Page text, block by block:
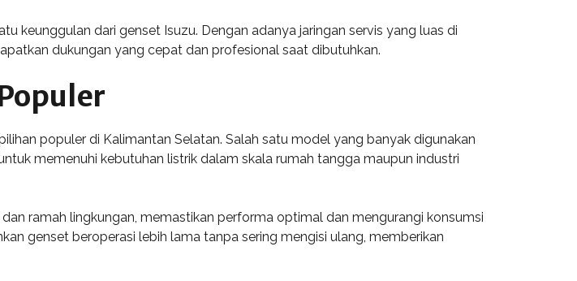
keunggulan dari genset Isuzu. Dengan adanya jaringan servis yang luas di
dukungan yang cepat dan profesional saat dibutuhkan.
populer di Kalimantan Selatan. Salah satu model yang banyak digunakan
memenuhi kebutuhan listrik dalam skala rumah tangga maupun industri
ramah lingkungan, memastikan performa optimal dan mengurangi konsumsi
genset beroperasi lebih lama tanpa sering mengisi ulang, memberikan